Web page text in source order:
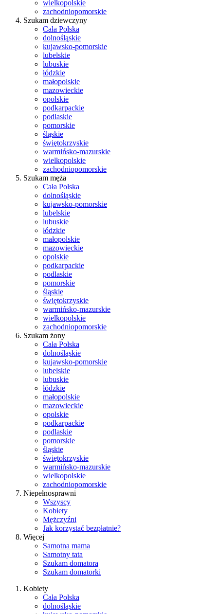
wielkopolskie
zachodniopomorskie
Szukam dziewczyny
Cała Polska
dolnośląskie
kujawsko-pomorskie
lubelskie
lubuskie
łódzkie
małopolskie
mazowieckie
opolskie
podkarpackie
podlaskie
pomorskie
śląskie
świętokrzyskie
warmińsko-mazurskie
wielkopolskie
zachodniopomorskie
Szukam męża
Cała Polska
dolnośląskie
kujawsko-pomorskie
lubelskie
lubuskie
łódzkie
małopolskie
mazowieckie
opolskie
podkarpackie
podlaskie
pomorskie
śląskie
świętokrzyskie
warmińsko-mazurskie
wielkopolskie
zachodniopomorskie
Szukam żony
Cała Polska
dolnośląskie
kujawsko-pomorskie
lubelskie
lubuskie
łódzkie
małopolskie
mazowieckie
opolskie
podkarpackie
podlaskie
pomorskie
śląskie
świętokrzyskie
warmińsko-mazurskie
wielkopolskie
zachodniopomorskie
Niepełnosprawni
Wszyscy
Kobiety
Mężczyźni
Jak korzystać bezpłatnie?
Więcej
Samotna mama
Samotny tata
Szukam domatora
Szukam domatorki
Kobiety
Cała Polska
dolnośląskie